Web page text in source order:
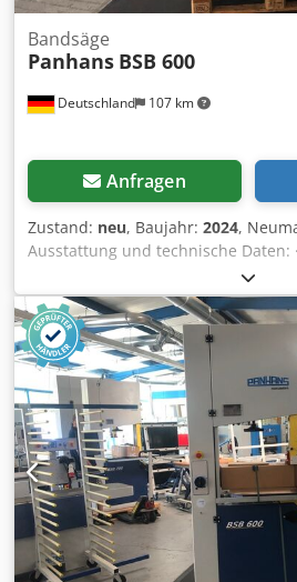
Deutschland 107 km
Bandsäge
Panhans BSB 600
Anfragen
Zustand: neu, Baujahr: 2024,
Ausstattung und technische Daten:
mm · Bandgeschwindigkeit: 1550
mm · Schnittbreite: 580 mm ·
Sägeblattbreite min. / max.: 15 mm
speziellem Belag Sägeblattbreite
mm · Tischgröße: 810 x 590 mm ·
Absaugstutzen: 2 x Ø 100 mm ·
PS · Spannung: 400 V / 50 Hz ·
und RAL 5000 Violettblau · Gewicht
TECHNISCHE BESCHREIBUNG ·
Maschinenbau ·
moderner verwindungsfreier
Stahlschweißkonstruktion · Obere
Endschalter gesichert · Obere und
Bandsägeblattführung APA 2, Gr. 2 ·